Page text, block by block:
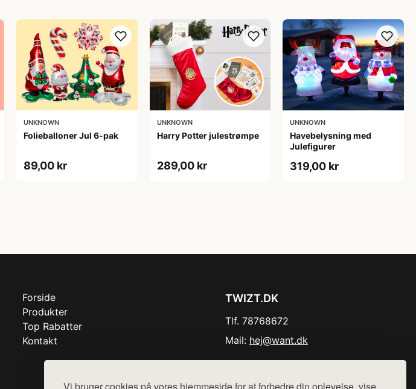
UNKNOWN
Folieballoner Jul 6-pak
89,00 kr
UNKNOWN
Harry Potter julestrømpe
289,00 kr
UNKNOWN
Havebelysning med
Julefigurer
319,00 kr
Forside
Produkter
Top Rabatter
Kontakt
TWIZT.DK
Tlf. 78768672
Mail: hej@want.dk